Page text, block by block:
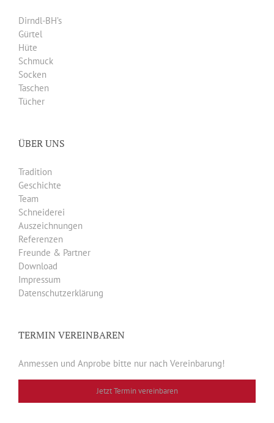
Dirndl-BH’s
Gürtel
Hüte
Schmuck
Socken
Taschen
Tücher
ÜBER UNS
Tradition
Geschichte
Team
Schneiderei
Auszeichnungen
Referenzen
Freunde & Partner
Download
Impressum
Datenschutzerklärung
TERMIN VEREINBAREN
Anmessen und Anprobe bitte nur nach Vereinbarung!
Jetzt Termin vereinbaren